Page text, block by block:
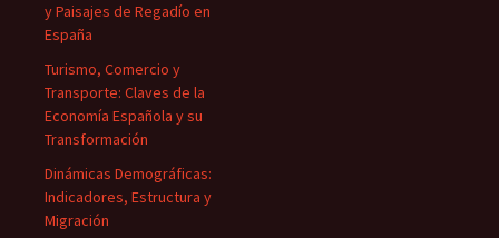
y Paisajes de Regadío en
España
Turismo, Comercio y
Transporte: Claves de la
Economía Española y su
Transformación
Dinámicas Demográficas:
Indicadores, Estructura y
Migración